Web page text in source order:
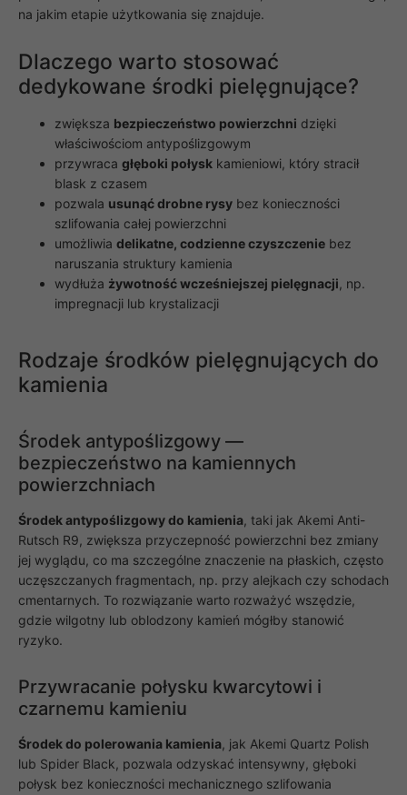
na jakim etapie użytkowania się znajduje.
Dlaczego warto stosować
dedykowane środki pielęgnujące?
zwiększa bezpieczeństwo powierzchni dzięki
właściwościom antypoślizgowym
przywraca głęboki połysk kamieniowi, który stracił
blask z czasem
pozwala usunąć drobne rysy bez konieczności
szlifowania całej powierzchni
umożliwia delikatne, codzienne czyszczenie bez
naruszania struktury kamienia
wydłuża żywotność wcześniejszej pielęgnacji, np.
impregnacji lub krystalizacji
Rodzaje środków pielęgnujących do
kamienia
Środek antypoślizgowy —
bezpieczeństwo na kamiennych
powierzchniach
Środek antypoślizgowy do kamienia, taki jak Akemi Anti-
Rutsch R9, zwiększa przyczepność powierzchni bez zmiany
jej wyglądu, co ma szczególne znaczenie na płaskich, często
uczęszczanych fragmentach, np. przy alejkach czy schodach
cmentarnych. To rozwiązanie warto rozważyć wszędzie,
gdzie wilgotny lub oblodzony kamień mógłby stanowić
ryzyko.
Przywracanie połysku kwarcytowi i
czarnemu kamieniu
Środek do polerowania kamienia, jak Akemi Quartz Polish
lub Spider Black, pozwala odzyskać intensywny, głęboki
połysk bez konieczności mechanicznego szlifowania
Konieczne
Te pliki cookie
nie są
opcjonalne. Są
one potrzebne
do
funkcjonowania
poprawić
funkcjonalność
i strukturę
strony